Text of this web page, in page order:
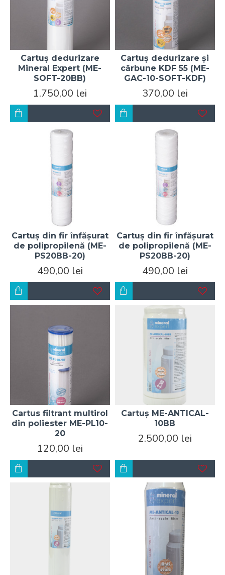
Cartuș dedurizare
Mineral Expert (ME-
SOFT-20BB)
1.750,00 lei
Cartuș dedurizare și
cărbune KDF 55 (ME-
GAC-10-SOFT-KDF)
370,00 lei
Cartuș din fir înfășurat
de polipropilenă (ME-
PS20BB-20)
490,00 lei
Cartuș din fir înfășurat
de polipropilenă (ME-
PS20BB-20)
490,00 lei
Cartus filtrant multirol
din poliester ME-PL10-
20
120,00 lei
Cartuș ME-ANTICAL-
10BB
2.500,00 lei